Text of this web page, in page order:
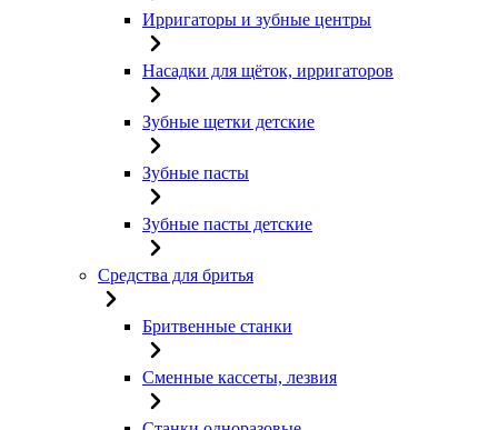
Ирригаторы и зубные центры
Насадки для щёток, ирригаторов
Зубные щетки детские
Зубные пасты
Зубные пасты детские
Средства для бритья
Бритвенные станки
Сменные кассеты, лезвия